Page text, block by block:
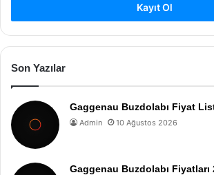
Kayıt Ol
Son Yazılar
Gaggenau Buzdolabı Fiyat
Admin 10 Ağustos 2026
Gaggenau Buzdolabı